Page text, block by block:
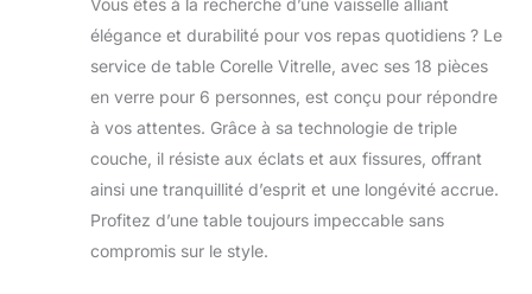
élégance et durabilité pour vos repas quotidiens ? Le
service de table Corelle Vitrelle, avec ses 18 pièces
en verre pour 6 personnes, est conçu pour répondre
à vos attentes. Grâce à sa technologie de triple
couche, il résiste aux éclats et aux fissures, offrant
ainsi une tranquillité d’esprit et une longévité accrue.
Profitez d’une table toujours impeccable sans
compromis sur le style.